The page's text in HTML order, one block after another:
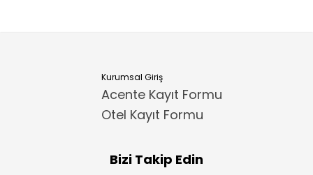
Kurumsal Giriş
Acente Kayıt Formu
Otel Kayıt Formu
Bizi Takip Edin